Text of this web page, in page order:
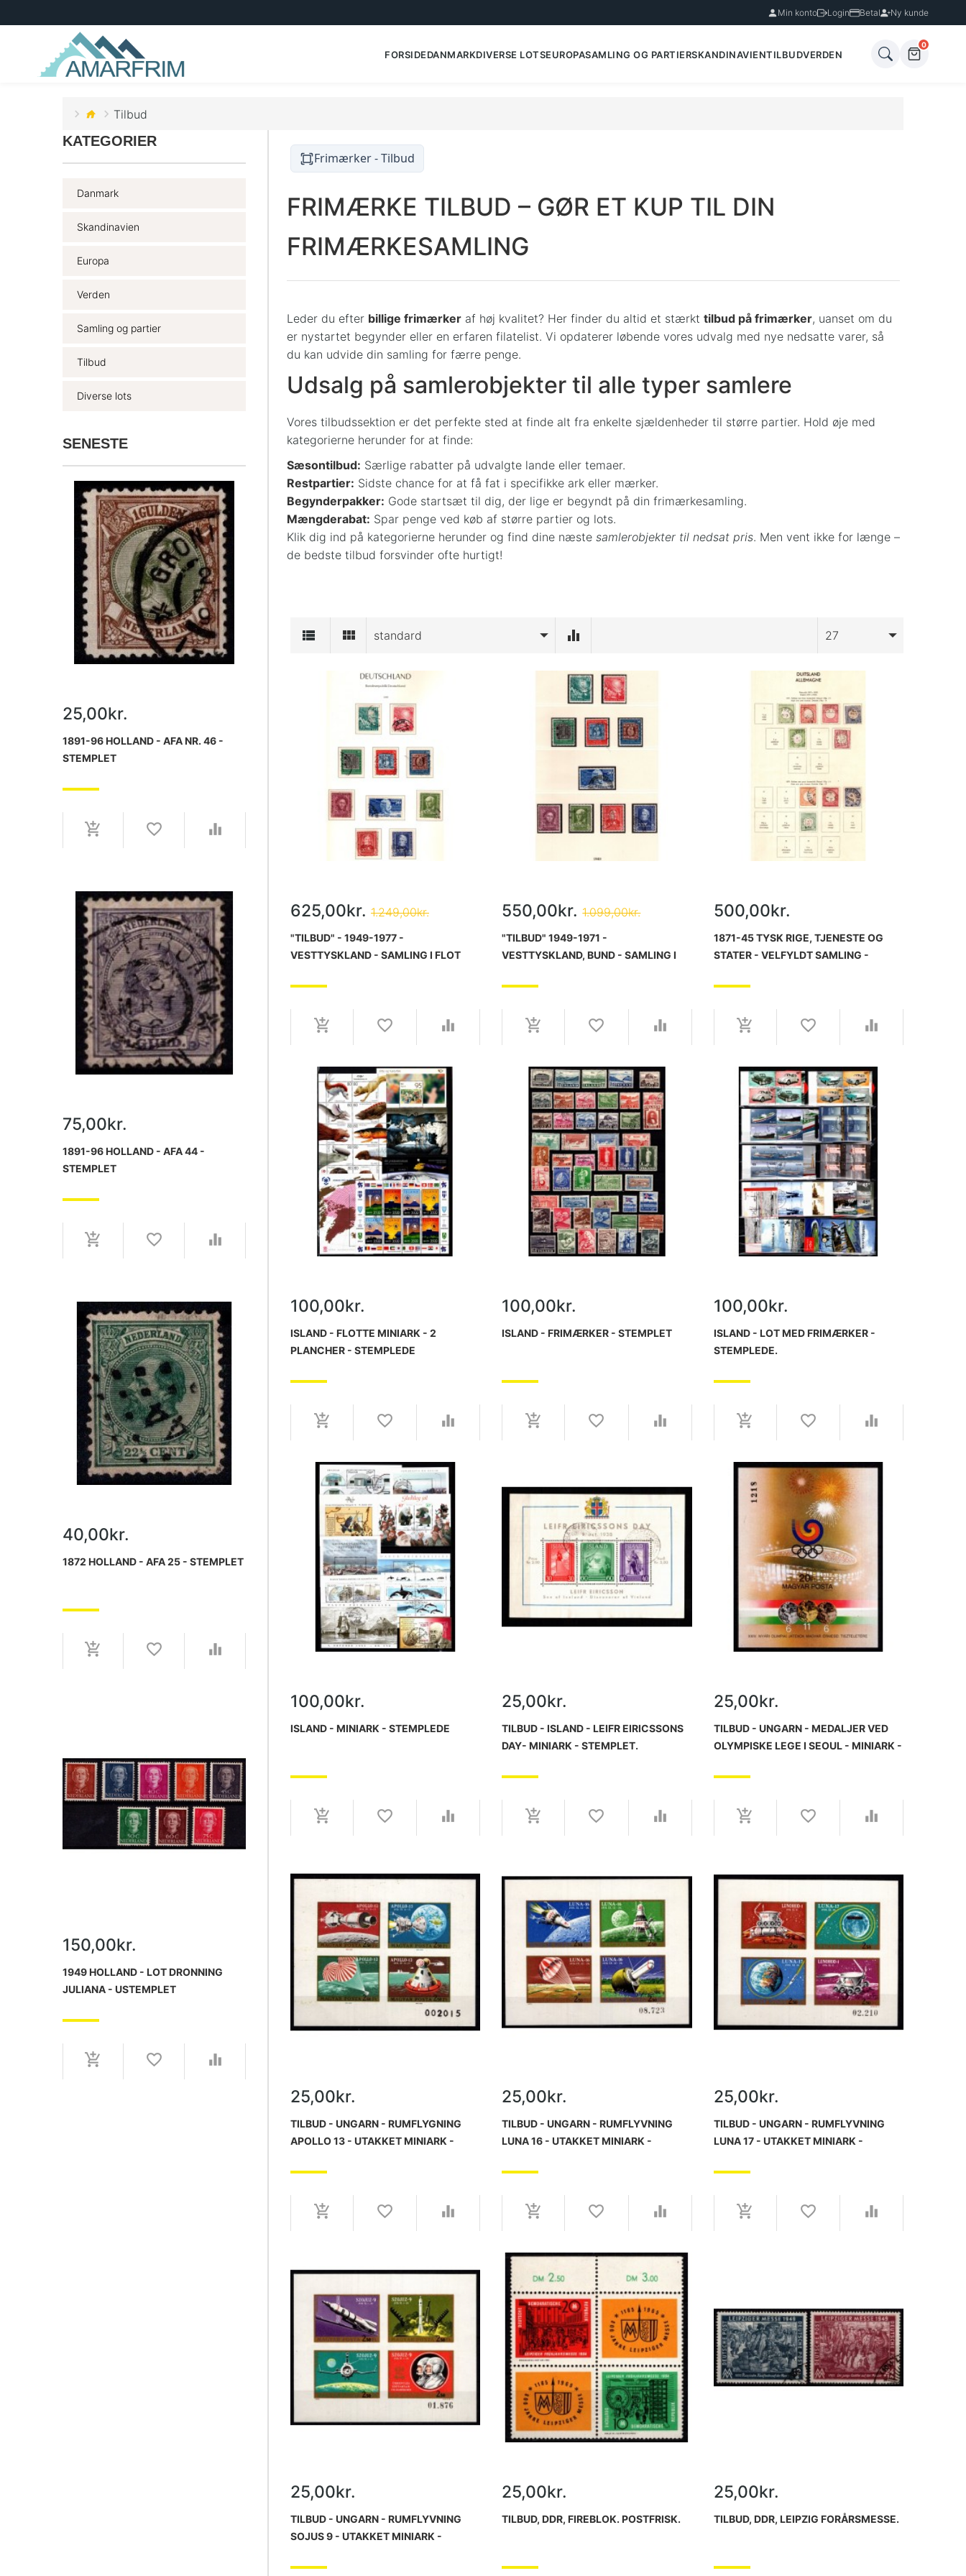
Min konto Login Betal Ny kunde
FORSIDEDANMARKDIVERSE LOTSEUROPASAMLING OG PARTIERSKANDINAVIENTILBUDVERDEN
0
Tilbud
KATEGORIER
Danmark
Skandinavien
Europa
Verden
Samling og partier
Tilbud
Diverse lots
SENESTE
25,00kr.
1891-96 HOLLAND - AFA NR. 46 -
STEMPLET
75,00kr.
1891-96 HOLLAND - AFA 44 -
STEMPLET
40,00kr.
1872 HOLLAND - AFA 25 - STEMPLET
150,00kr.
1949 HOLLAND - LOT DRONNING
JULIANA - USTEMPLET
Frimærker - Tilbud
FRIMÆRKE TILBUD – GØR ET KUP TIL DIN
FRIMÆRKESAMLING
Leder du efter billige frimærker af høj kvalitet? Her finder du altid et stærkt tilbud på frimærker, uanset om du
er nystartet begynder eller en erfaren filatelist. Vi opdaterer løbende vores udvalg med nye nedsatte varer, så
du kan udvide din samling for færre penge.
Udsalg på samlerobjekter til alle typer samlere
Vores tilbudssektion er det perfekte sted at finde alt fra enkelte sjældenheder til større partier. Hold øje med
kategorierne herunder for at finde:
Sæsontilbud: Særlige rabatter på udvalgte lande eller temaer.
Restpartier: Sidste chance for at få fat i specifikke ark eller mærker.
Begynderpakker: Gode startsæt til dig, der lige er begyndt på din frimærkesamling.
Mængderabat: Spar penge ved køb af større partier og lots.
Klik dig ind på kategorierne herunder og find dine næste samlerobjekter til nedsat pris. Men vent ikke for længe –
de bedste tilbud forsvinder ofte hurtigt!
standard 27
625,00kr. 1.249,00kr.
"TILBUD" - 1949-1977 -
VESTTYSKLAND - SAMLING I FLOT
KLEMLOMMER HVOR BLÅ KASSETTE
MEDFØLGER - INGEN SKADER ELLER
DEFEKTER.
550,00kr. 1.099,00kr.
"TILBUD" 1949-1971 -
VESTTYSKLAND, BUND - SAMLING I
FORTRYKSALBUM MED LOMMER -
GODT BESAT - STEMPLET.
500,00kr.
1871-45 TYSK RIGE, TJENESTE OG
STATER - VELFYLDT SAMLING -
SÆT - AFA-VÆRDIEN ER HØJ -
USTEMPLEDE ELLER STEMPLEDE.
100,00kr.
ISLAND - FLOTTE MINIARK - 2
PLANCHER - STEMPLEDE
100,00kr.
ISLAND - FRIMÆRKER - STEMPLET
100,00kr.
ISLAND - LOT MED FRIMÆRKER -
STEMPLEDE.
100,00kr.
ISLAND - MINIARK - STEMPLEDE
25,00kr.
TILBUD - ISLAND - LEIFR EIRICSSONS
DAY- MINIARK - STEMPLET.
25,00kr.
TILBUD - UNGARN - MEDALJER VED
OLYMPISKE LEGE I SEOUL - MINIARK -
25,00kr.
TILBUD - UNGARN - RUMFLYGNING
APOLLO 13 - UTAKKET MINIARK -
25,00kr.
TILBUD - UNGARN - RUMFLYVNING
LUNA 16 - UTAKKET MINIARK -
25,00kr.
TILBUD - UNGARN - RUMFLYVNING
LUNA 17 - UTAKKET MINIARK -
25,00kr.
TILBUD - UNGARN - RUMFLYVNING
SOJUS 9 - UTAKKET MINIARK -
25,00kr.
TILBUD, DDR, FIREBLOK. POSTFRISK.
25,00kr.
TILBUD, DDR, LEIPZIG FORÅRSMESSE.